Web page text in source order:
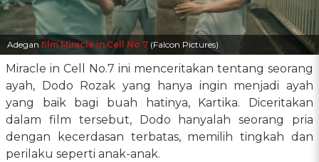
Adegan film Miracle in Cell No 7 (Falcon Pictures)
Miracle in Cell No.7 ini menceritakan tentang seorang
ayah, Dodo Rozak yang hanya ingin menjadi ayah
yang baik bagi buah hatinya, Kartika. Diceritakan
dalam film tersebut, Dodo hanyalah seorang pria
dengan kecerdasan terbatas, memilih tingkah dan
perilaku seperti anak-anak.